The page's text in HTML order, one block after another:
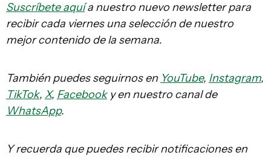
Suscríbete aquía nuestro nuevo newsletter para
recibir cada viernes una selección de nuestro
mejor contenido de la semana.
También puedes seguirnos en YouTube, Instagram,
TikTok, X, Facebooky en nuestro canal de
WhatsApp.
Y recuerda que puedes recibir notificaciones en